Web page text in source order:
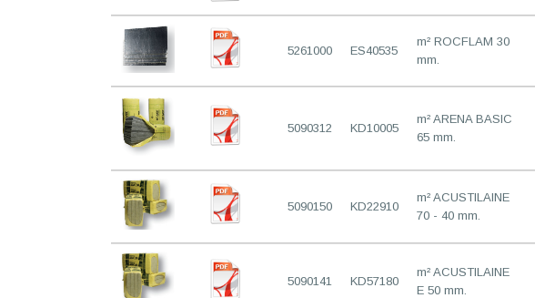
5261000 ES40535
m² ROCFLAM 30
mm.
5090312 KD10005
m² ARENA BASIC
65 mm.
5090150 KD22910
m² ACUSTILAINE
70 - 40 mm.
5090141 KD57180
m² ACUSTILAINE
E 50 mm.